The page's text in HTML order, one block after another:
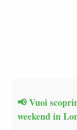
📢 Vuoi
weekend in